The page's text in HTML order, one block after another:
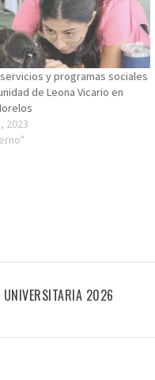
y programas sociales
de Leona Vicario en
2023
UNIVERSITARIA 2026